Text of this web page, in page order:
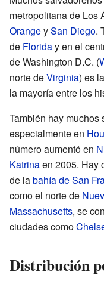
metropolitana de Los
OrangeySan Diego.
de Floriday en el
de Washington D.C. (
norte deVirginia) es
la mayoría entre los
También hay muchos
especialmente en
número aumentó en
Katrinaen 2005. Hay
de labahía de San
como el norte de
Massachusetts, se
ciudades como
Distribución